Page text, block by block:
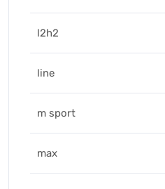
l2h2
line
m sport
max